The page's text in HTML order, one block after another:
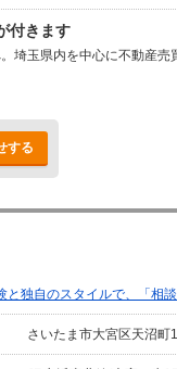
付きます
埼玉県内を中心に不動産売
する
と独自のスタイルで、「相
さいたま市大宮区天沼町1